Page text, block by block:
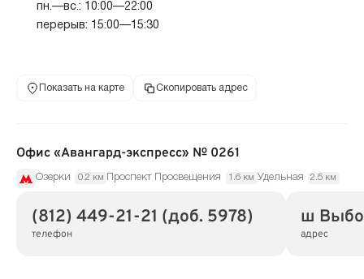
пн.—вс.: 10:00—22:00
перерыв: 15:00—15:30
Показать на карте Скопировать адрес
Офис «Авангард-экспресс» № 0261
Озерки 0.2 км Проспект Просвещения 1.6 км Удельная 2.5 км
(812) 449-21-21 (доб. 5978)
телефон
ш
адрес